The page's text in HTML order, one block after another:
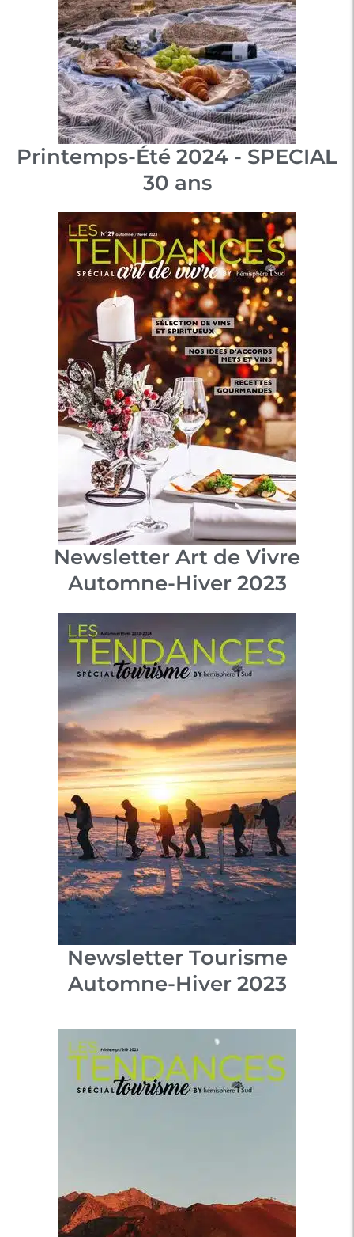
Printemps-Été 2024 - SPECIAL
30 ans
Newsletter Art de Vivre
Automne-Hiver 2023
Newsletter Tourisme
Automne-Hiver 2023